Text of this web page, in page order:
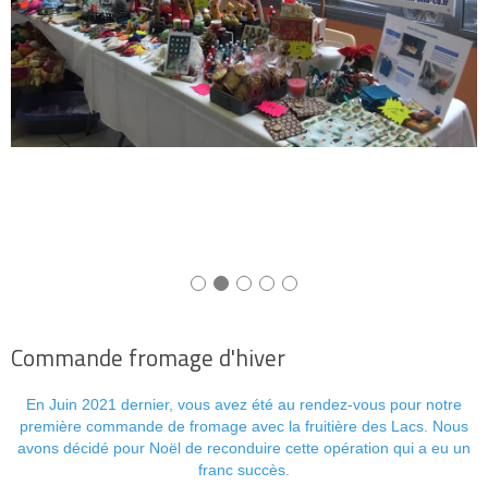
Commande fromage d'hiver
En Juin 2021 dernier, vous avez été au rendez-vous pour notre
première commande de fromage avec la fruitière des Lacs. Nous
avons décidé pour Noël de reconduire cette opération qui a eu un
franc succès.